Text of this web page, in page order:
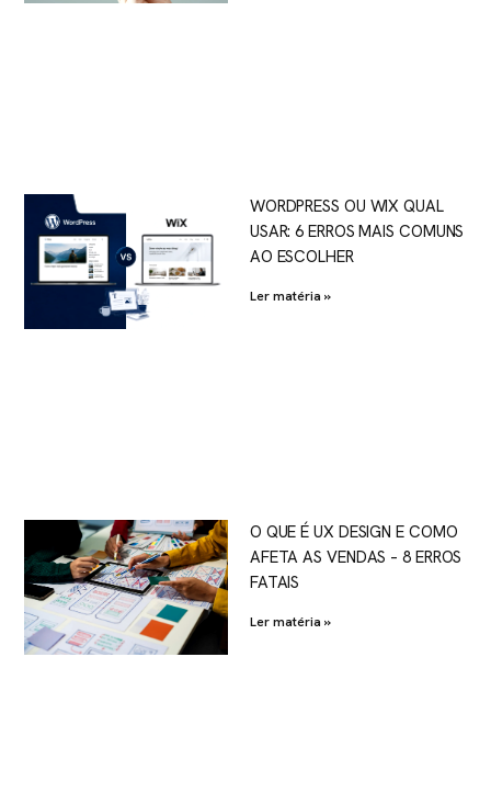
WORDPRESS OU WIX QUAL
USAR: 6 ERROS MAIS COMUNS
AO ESCOLHER
Ler matéria »
O QUE É UX DESIGN E COMO
AFETA AS VENDAS – 8 ERROS
FATAIS
Ler matéria »